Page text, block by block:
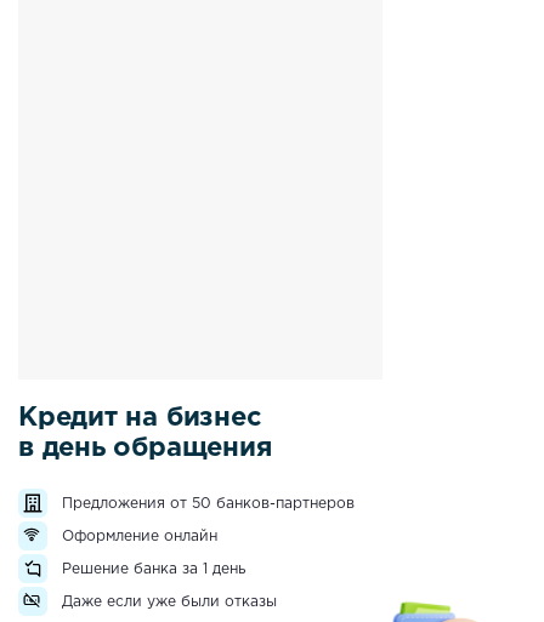
Кредит на бизнес
в день обращения
Предложения от 50 банков-партнеров
Оформление онлайн
Решение банка за 1 день
Даже если уже были отказы